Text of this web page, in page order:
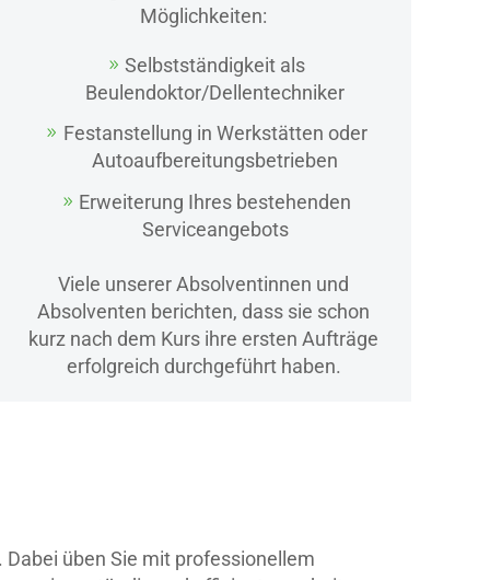
Möglichkeiten:
Selbstständigkeit als
Beulendoktor/Dellentechniker
Festanstellung in Werkstätten oder
Autoaufbereitungsbetrieben
Erweiterung Ihres bestehenden
Serviceangebots
Viele unserer Absolventinnen und
Absolventen berichten, dass sie schon
kurz nach dem Kurs ihre ersten Aufträge
erfolgreich durchgeführt haben.
üben Sie mit professionellem